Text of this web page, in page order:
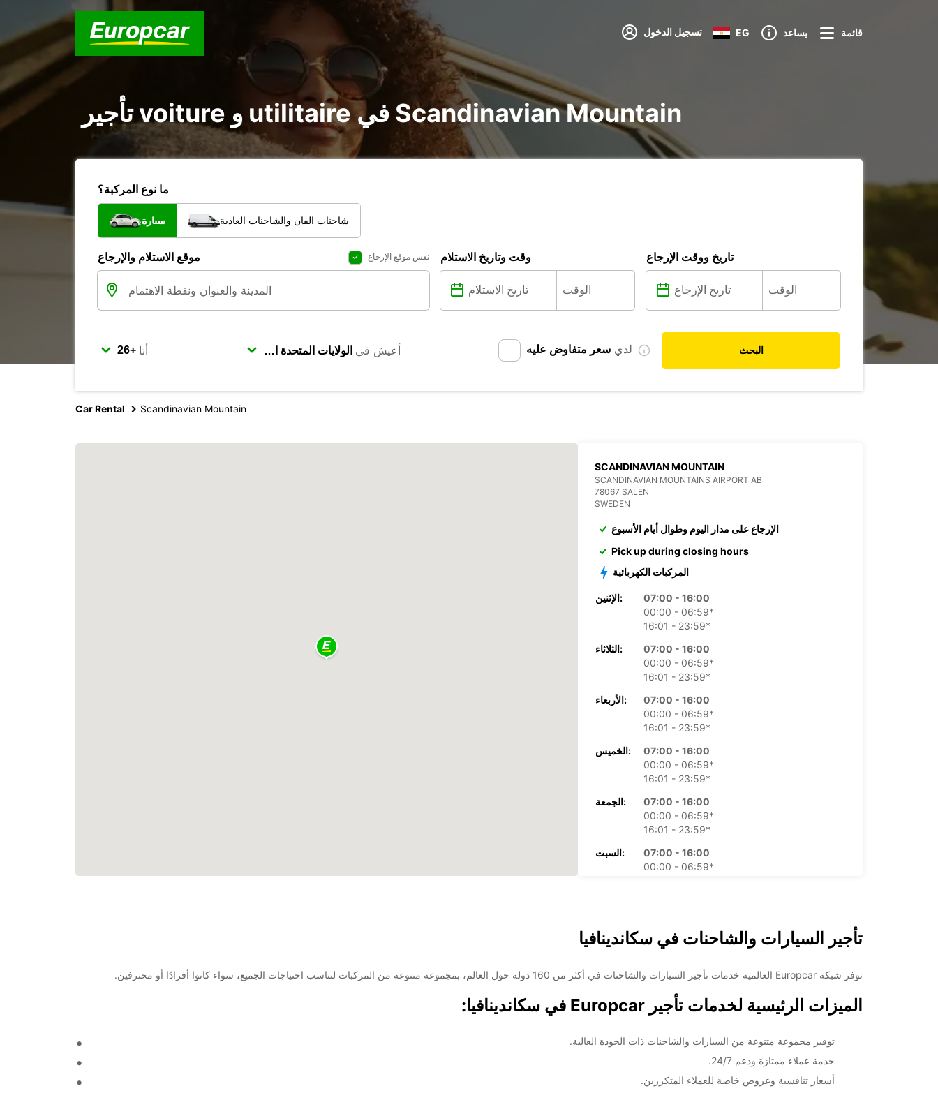
تسجيل الدخول EG يساعد قائمة
تأجير voiture و utilitaire في Scandinavian Mountain
ما نوع المركبة؟
سيارة شاحنات الفان والشاحنات العادية
موقع الاستلام والإرجاع نفس موقع الإرجاع وقت وتاريخ الاستلام تاريخ ووقت الإرجاع
أنا أعيش في لدي سعر متفاوض عليه البحث
Car Rental Scandinavian Mountain
SCANDINAVIAN MOUNTAIN
SCANDINAVIAN MOUNTAINS AIRPORT AB
78067 SALEN
SWEDEN
الإرجاع على مدار اليوم وطوال أيام الأسبوع
Pick up during closing hours
المركبات الكهربائية
الإثنين:
07:00 - 16:00
00:00 - 06:59*
16:01 - 23:59*
الثلاثاء:
07:00 - 16:00
00:00 - 06:59*
16:01 - 23:59*
الأربعاء:
07:00 - 16:00
00:00 - 06:59*
16:01 - 23:59*
الخميس:
07:00 - 16:00
00:00 - 06:59*
16:01 - 23:59*
الجمعة:
07:00 - 16:00
00:00 - 06:59*
16:01 - 23:59*
السبت:
07:00 - 16:00
00:00 - 06:59*
16:01 - 23:59*
These opening hours may vary due to public holidays.
+46 (250) 39790
خط سير الرحلة
تأجير السيارات والشاحنات في سكاندينافيا
توفر شبكة Europcar العالمية خدمات تأجير السيارات والشاحنات في أكثر من 160 دولة حول العالم، بمجموعة متنوعة من المركبات لتناسب احتياجات الجميع، سواء كانوا أفرادًا أو محترفين.
الميزات الرئيسية لخدمات تأجير Europcar في سكاندينافيا:
توفير مجموعة متنوعة من السيارات والشاحنات ذات الجودة العالية.
خدمة عملاء ممتازة ودعم 24/7.
أسعار تنافسية وعروض خاصة للعملاء المتكررين.